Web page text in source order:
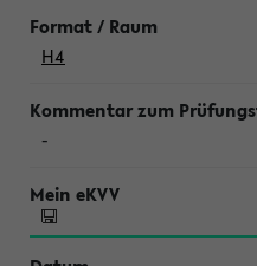
H4
-